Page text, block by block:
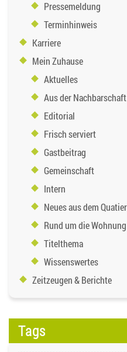
Pressemeldung
Terminhinweis
Karriere
Mein Zuhause
Aktuelles
Aus der Nachbarschaft
Editorial
Frisch serviert
Gastbeitrag
Gemeinschaft
Intern
Neues aus dem
Rund um die Wohnung
Titelthema
Wissenswertes
Zeitzeugen & Berichte
Tags